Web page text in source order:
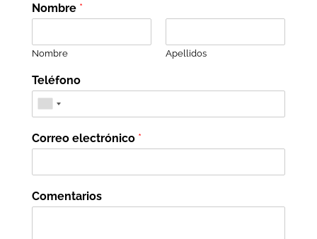
Nombre *
Nombre Apellidos
Teléfono
Correo electrónico *
Comentarios